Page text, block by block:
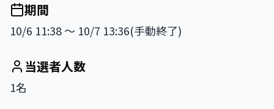
期間
10/6 11:38 〜 10/7 13:36(手動終了)
当選者人数
1名